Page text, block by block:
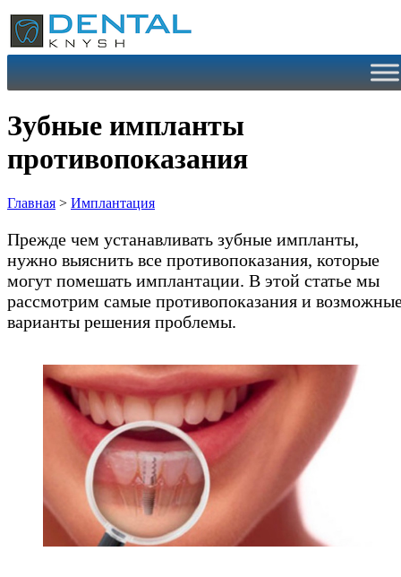
Перейти
содержимому
Зубные импланты
противопоказания
Главная > Имплантация
Прежде чем устанавливать зубные импланты,
нужно выяснить все противопоказания, которые
могут помешать имплантации. В этой статье мы
рассмотрим самые противопоказания и
варианты решения проблемы.